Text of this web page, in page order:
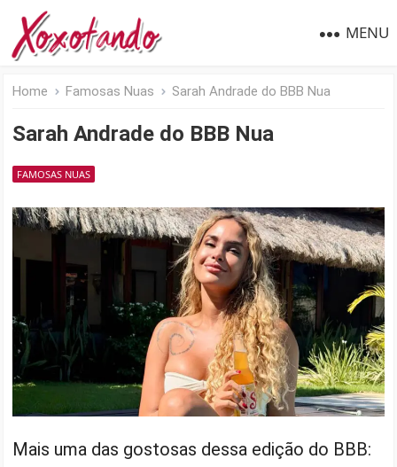
MENU
Home Famosas Nuas Sarah Andrade do BBB Nua
Sarah Andrade do BBB Nua
FAMOSAS NUAS
Mais uma das gostosas dessa edição do BBB: